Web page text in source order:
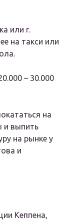
или г.
на такси или
– 30.000
на
и выпить
на рынке у
и
Кеппена,